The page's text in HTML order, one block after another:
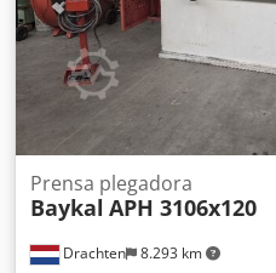
Drachten 8.293 km
Prensa plegadora
Baykal APH 3106x120